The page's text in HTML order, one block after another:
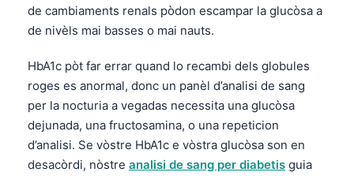
de cambiaments renals pòdon escampar la glucòsa a
de nivèls mai basses o mai nauts.
HbA1c pòt far errar quand lo recambi dels globules
roges es anormal, donc un panèl d’analisi de sang
per la nocturia a vegadas necessita una glucòsa
dejunada, una fructosamina, o una repeticion
d’analisi. Se vòstre HbA1c e vòstra glucòsa son en
desacòrdi, nòstre analisi de sang per diabetis guia